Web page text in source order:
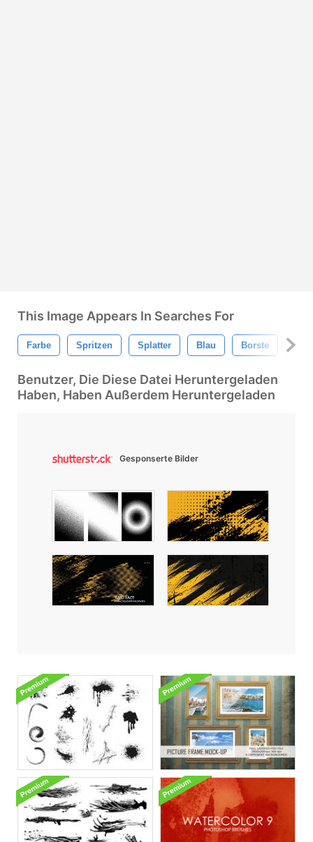
This Image Appears In Searches For
Farbe Spritzen Splatter Blau Borste
Benutzer, Die Diese Datei Heruntergeladen
Haben, Haben Außerdem Heruntergeladen
Gesponserte Bilder